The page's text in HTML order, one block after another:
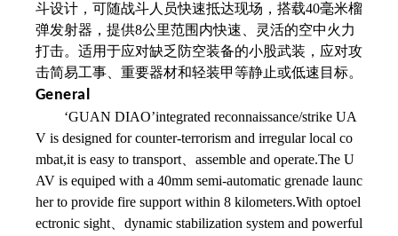
斗设计，可随战斗人员快速抵达现场，搭载40毫米榴
弹发射器，提供8公里范围内快速、灵活的空中火力
打击。适用于应对缺乏防空装备的小股武装，应对攻
击简易工事、重要器材和轻装甲等静止或低速目标。
General
‘GUAN DIAO’integrated reconnaissance/strike UA
V is designed for counter-terrorism and irregular local co
mbat,it is easy to transport、assemble and operate.The U
AV is equiped with a 40mm semi-automatic grenade launc
her to provide fire support within 8 kilometers.With optoel
ectronic sight、dynamic stabilization system and powerful